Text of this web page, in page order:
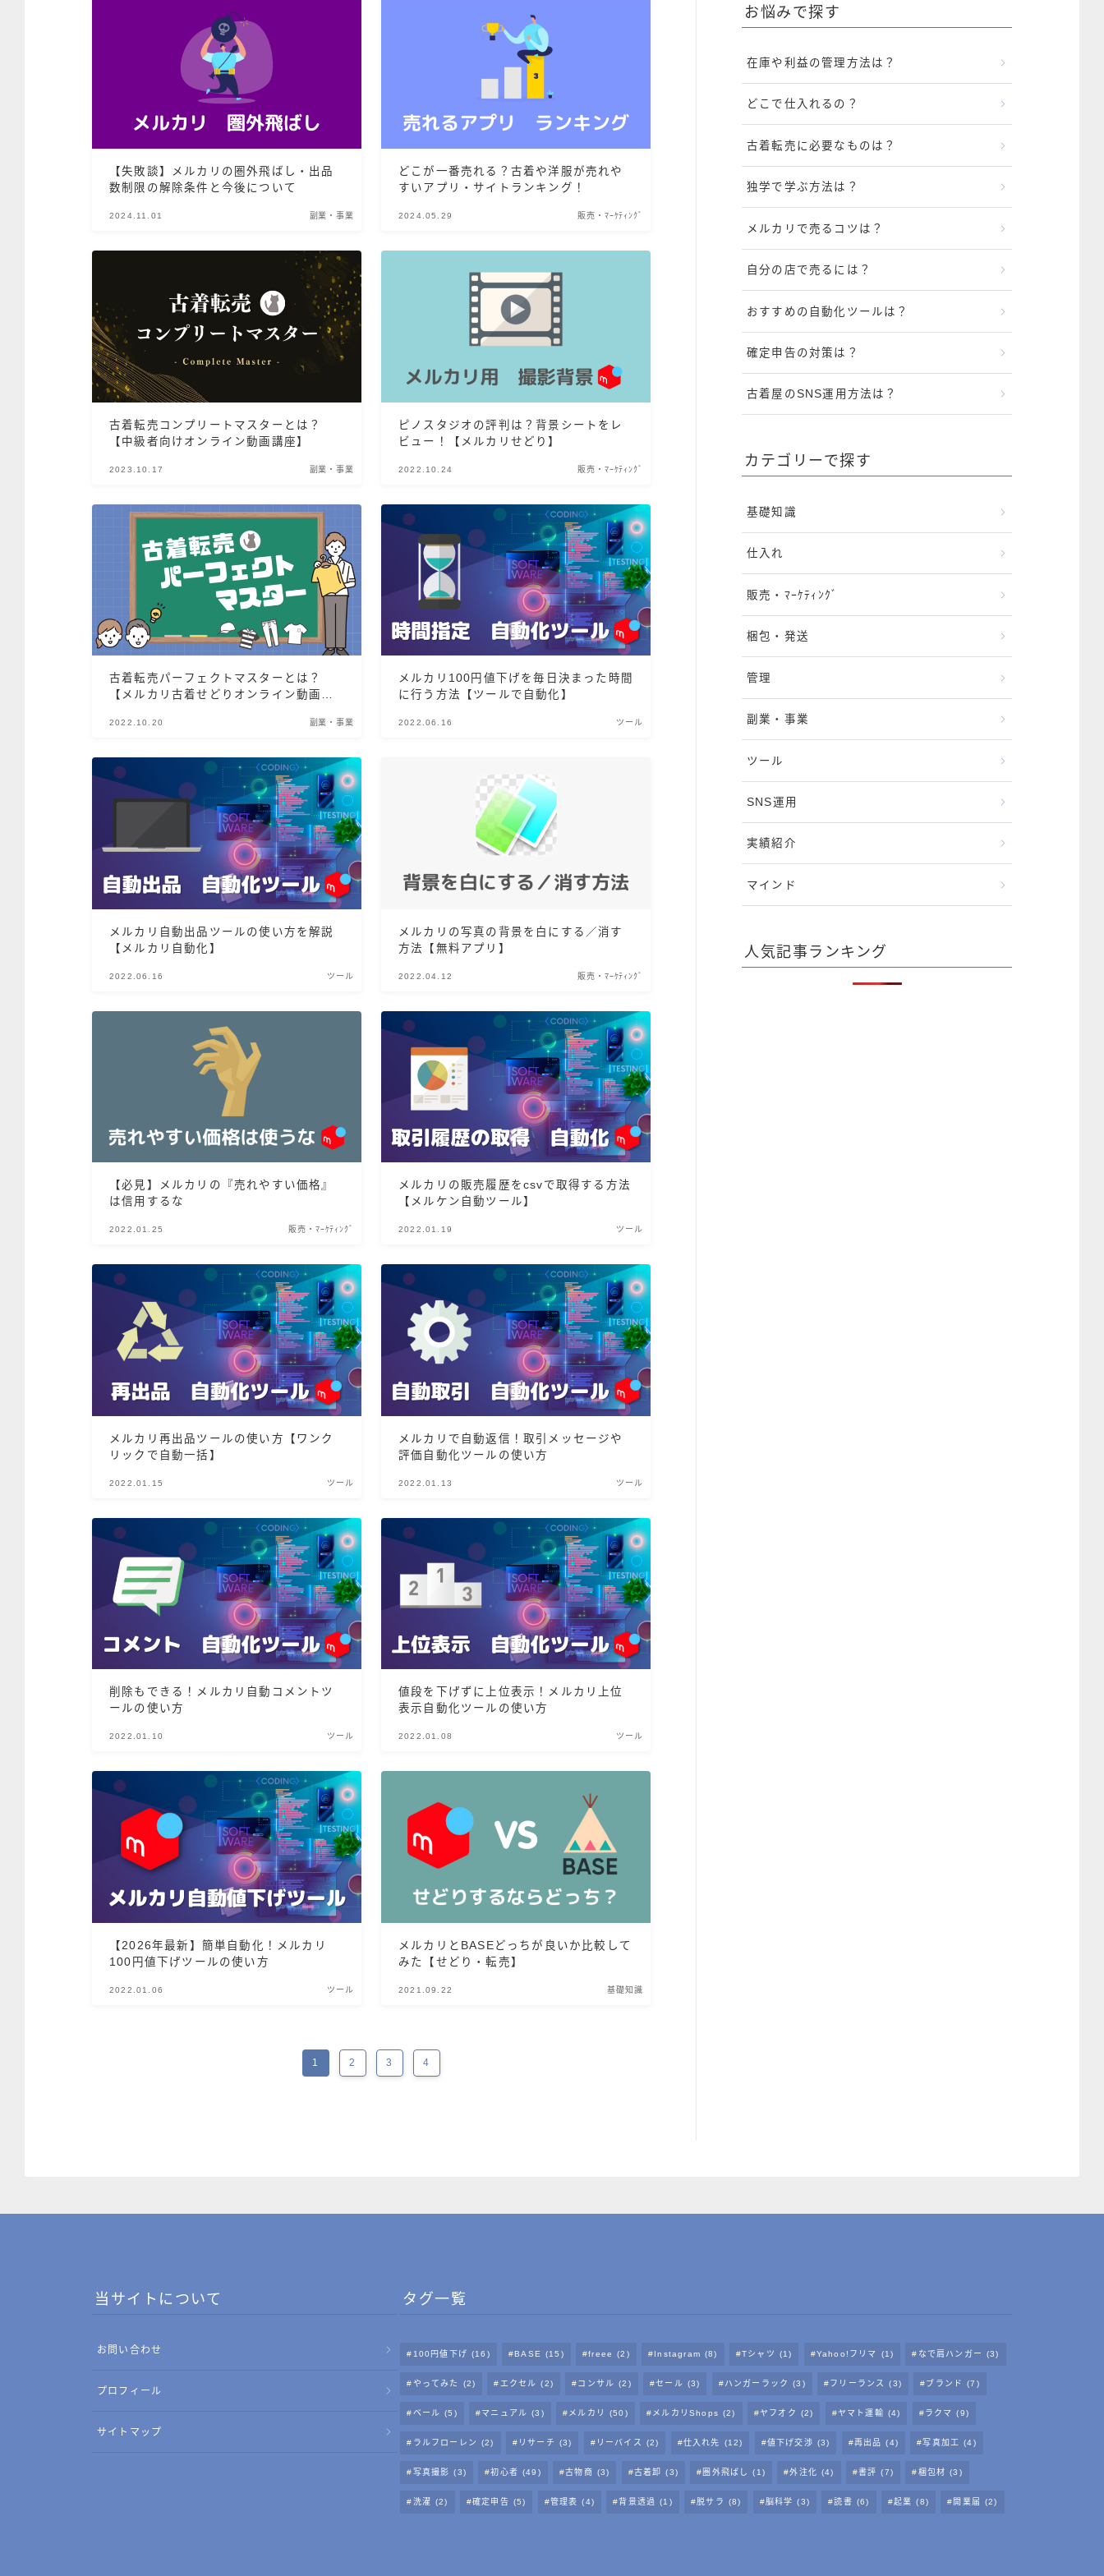
【失敗談】メルカリの圏外飛ばし・出品
数制限の解除条件と今後について
2024.11.01 副業・事業
どこが一番売れる？古着や洋服が売れや
すいアプリ・サイトランキング！
2024.05.29 販売・ﾏｰｹﾃｨﾝｸﾞ
古着転売コンプリートマスターとは？
【中級者向けオンライン動画講座】
2023.10.17 副業・事業
ピノスタジオの評判は？背景シートをレ
ビュー！【メルカリせどり】
2022.10.24 販売・ﾏｰｹﾃｨﾝｸﾞ
古着転売パーフェクトマスターとは？
【メルカリ古着せどりオンライン動画講
2022.10.20 副業・事業
メルカリ100円値下げを毎日決まった時間
に行う方法【ツールで自動化】
2022.06.16 ツール
メルカリ自動出品ツールの使い方を解説
【メルカリ自動化】
2022.06.16 ツール
メルカリの写真の背景を白にする／消す
方法【無料アプリ】
2022.04.12 販売・ﾏｰｹﾃｨﾝｸﾞ
【必見】メルカリの『売れやすい価格』
は信用するな
2022.01.25 販売・ﾏｰｹﾃｨﾝｸﾞ
メルカリの販売履歴をcsvで取得する方法
【メルケン自動ツール】
2022.01.19 ツール
メルカリ再出品ツールの使い方【ワンク
リックで自動一括】
2022.01.15 ツール
メルカリで自動返信！取引メッセージや
評価自動化ツールの使い方
2022.01.13 ツール
削除もできる！メルカリ自動コメントツ
ールの使い方
2022.01.10 ツール
値段を下げずに上位表示！メルカリ上位
表示自動化ツールの使い方
2022.01.08 ツール
【2026年最新】簡単自動化！メルカリ
100円値下げツールの使い方
2022.01.06 ツール
メルカリとBASEどっちが良いか比較して
みた【せどり・転売】
2021.09.22 基礎知識
1 2 3 4
お悩みで探す
在庫や利益の管理方法は？
どこで仕入れるの？
古着転売に必要なものは？
独学で学ぶ方法は？
メルカリで売るコツは？
自分の店で売るには？
おすすめの自動化ツールは？
確定申告の対策は？
古着屋のSNS運用方法は？
カテゴリーで探す
基礎知識
仕入れ
販売・ﾏｰｹﾃｨﾝｸﾞ
梱包・発送
管理
副業・事業
ツール
SNS運用
実績紹介
マインド
人気記事ランキング
当サイトについて
お問い合わせ
プロフィール
サイトマップ
タグ一覧
100円値下げ (16) BASE (15) freee (2) Instagram (8) Tシャツ (1) Yahoo!フリマ (1) なで肩ハンガー (3)
やってみた (2) エクセル (2) コンサル (2) セール (3) ハンガーラック (3) フリーランス (3) ブランド (7)
ベール (5) マニュアル (3) メルカリ (50) メルカリShops (2) ヤフオク (2) ヤマト運輸 (4) ラクマ (9)
ラルフローレン (2) リサーチ (3) リーバイス (2) 仕入れ先 (12) 値下げ交渉 (3) 再出品 (4) 写真加工 (4)
写真撮影 (3) 初心者 (49) 古物商 (3) 古着卸 (3) 圏外飛ばし (1) 外注化 (4) 書評 (7) 梱包材 (3)
洗濯 (2) 確定申告 (5) 管理表 (4) 背景透過 (1) 脱サラ (8) 脳科学 (3) 読書 (6) 起業 (8) 開業届 (2)